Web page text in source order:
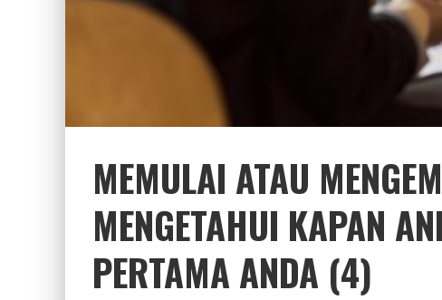
MEMULAI ATAU
MENGETAHUI KAPAN
PERTAMA ANDA (4)